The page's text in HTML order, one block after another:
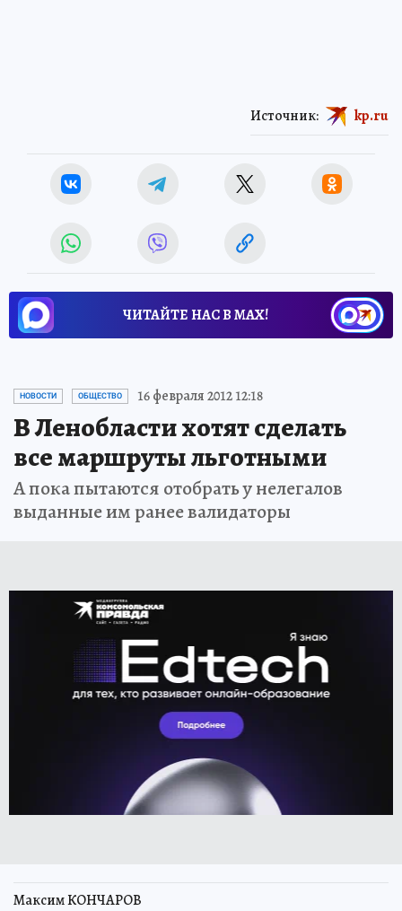
Источник: kp.ru
ЧИТАЙТЕ НАС В МАХ!
НОВОСТИ ОБЩЕСТВО 16 февраля 2012 12:18
В Ленобласти хотят сделать
все маршруты льготными
А пока пытаются отобрать у нелегалов
выданные им ранее валидаторы
Максим КОНЧАРОВ